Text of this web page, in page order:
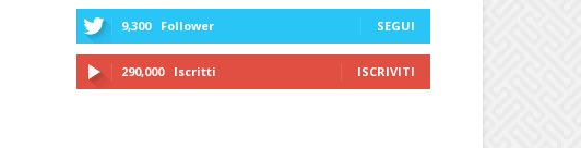
9,300 Follower SEGUI
290,000 Iscritti ISCRIVITI